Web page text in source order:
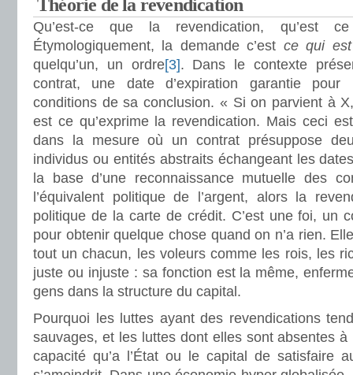
Théorie de la revendication
Qu’est-ce que la revendication, qu’est
Étymologiquement, la demande c’est ce qui
quelqu’un, un ordre[3]. Dans le contexte
contrat, une date d’expiration garantie
conditions de sa conclusion. « Si on parvient à
est ce qu’exprime la revendication. Mais ceci
dans la mesure où un contrat présuppose
individus ou entités abstraits échangeant les
la base d’une reconnaissance mutuelle des
l’équivalent politique de l’argent, alors la
politique de la carte de crédit. C’est une foi, un
pour obtenir quelque chose quand on n’a rien.
tout un chacun, les voleurs comme les rois, les
juste ou injuste : sa fonction est la même,
gens dans la structure du capital.
Pourquoi les luttes ayant des revendications
sauvages, et les luttes dont elles sont absentes à
capacité qu’a l’État ou le capital de satisfaire